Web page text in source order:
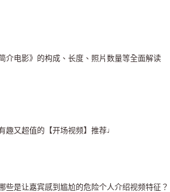
介电影》的构成、长度、照片数量等全面解读
趣又超值的【开场视频】推荐♩
些是让嘉宾感到尴尬的危险个人介绍视频特征